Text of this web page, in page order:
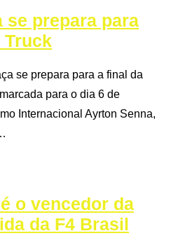
se prepara para
Truck
se prepara para a final da
para o dia 6 de
Internacional Ayrton Senna,
o vencedor da
da F4 Brasil